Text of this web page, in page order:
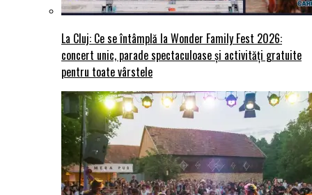
La Cluj: Ce se întâmplă la Wonder Family Fest 2026:
concert unic, parade spectaculoase și activități gratuite
pentru toate vârstele